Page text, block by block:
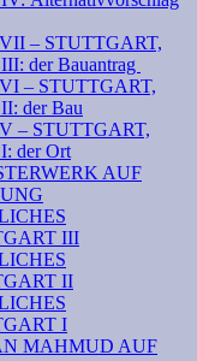
– STUTTGART,
der Bauantrag
– STUTTGART,
der Bau
– STUTTGART,
der Ort
AUF
III
II
I
MAHMUD AUF